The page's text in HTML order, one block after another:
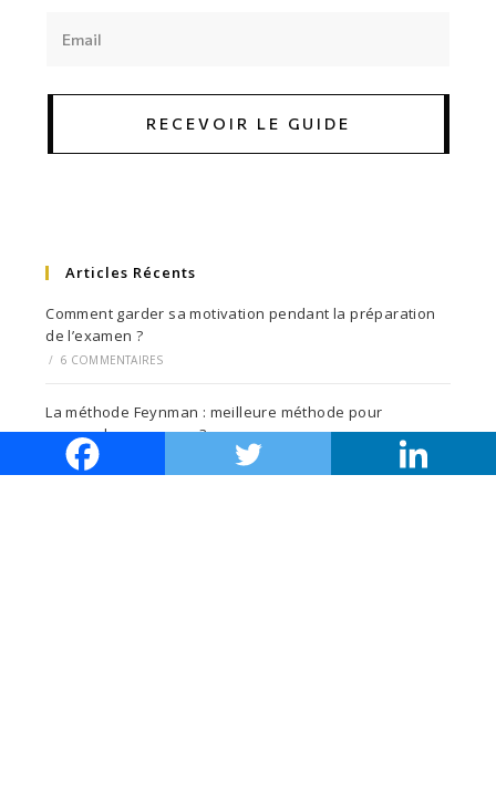
RECEVOIR LE GUIDE
Articles Récents
Comment garder sa motivation pendant la préparation
de l’examen ?
/ 6 COMMENTAIRES
La méthode Feynman : meilleure méthode pour
apprendre ses cours ?
0 COMMENTAIRE